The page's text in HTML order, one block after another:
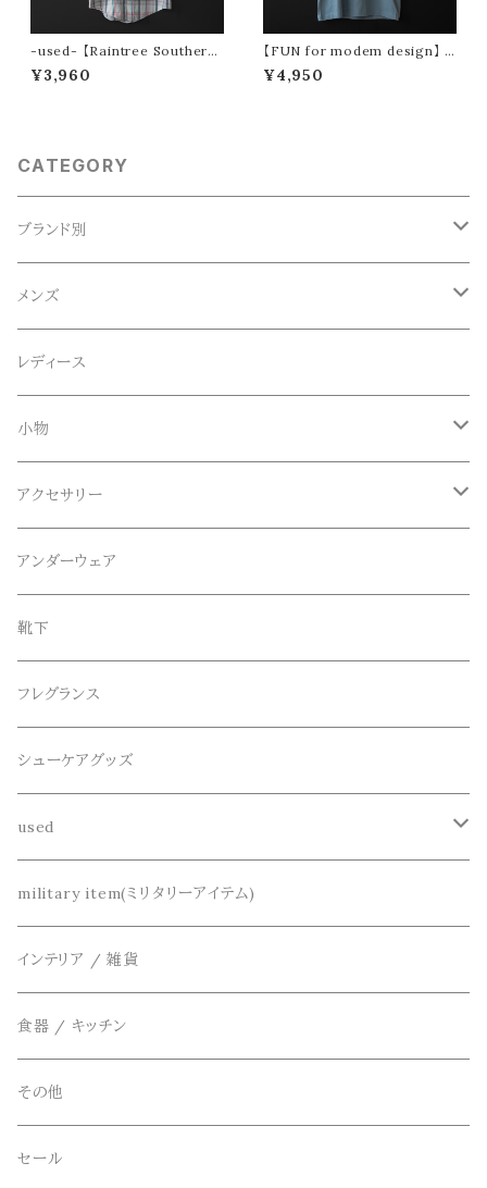
-used- 【Raintree Southern
Collection by Hampton】 90
s s/s button-down shirt
¥3,960
【FUN for modem design】 t
hree oji tee (blue)
¥4,950
CATEGORY
ブランド別
ACE SNKR(エーススニーカー)
Anapau,Seaing,ANAPAU UG
Blundstone(ブランドストーン)
CameOne(ケイムワン)
CANDY DESIGN&WORKS(CDW)
collonil(コロニル)
CountyComm(カウンティーコム)
decka(デカ)
dros dro(ドロスドロ)
DETAIL(ディティール)
THE FLAVOR DESIGN(ザ フレーバーデザイン)
FOB FACTORY(エフオービーファクトリー)
Four Seasons Garage(FSG)
freewaters(フリーウォータース)
メンズ
トップス
Tシャツ
ロンT
シャツ
カーディガン
ボトムス
ロング
ショート
セットアップ
シューズ
シューズ
サンダル
レディース
小物
帽子、マフラー、手袋
メガネ、サングラス
ベルト
腕時計
キーアクセサリー
財布、コインケース、マネークリップ
鞄
アクセサリー
リング
ブレスレット、バングル
ネックレス
アンダーウェア
靴下
フレグランス
シューケアグッズ
used
リメイク
アクセサリー
military item(ミリタリーアイテム)
インテリア / 雑貨
食器 / キッチン
その他
セール